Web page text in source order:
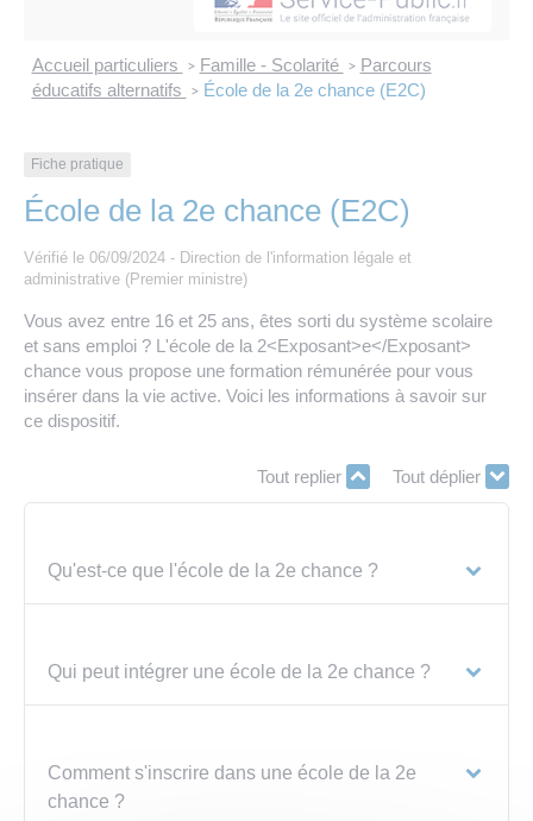
Eau et assainissement
Travaux
Numérique
Annuaire de contacts
Les offres d’emploi de la communauté de
Nos publications
Accueil particuliers > Famille - Scolarité > Parcours
éducatifs alternatifs > École de la 2e chance (E2C)
Fiche pratique
École de la 2e chance (E2C)
Vérifié le 06/09/2024 - Direction de l'information légale et
administrative (Premier ministre)
Vous avez entre 16 et 25 ans, êtes sorti du système scolaire
et sans emploi ? L'école de la 2<Exposant>e</Exposant>
chance vous propose une formation rémunérée pour vous
insérer dans la vie active. Voici les informations à savoir sur
ce dispositif.
Tout replier Tout déplier
Qu'est-ce que l'école de la 2e chance ?
Qui peut intégrer une école de la 2e chance ?
Comment s'inscrire dans une école de la 2e
chance ?